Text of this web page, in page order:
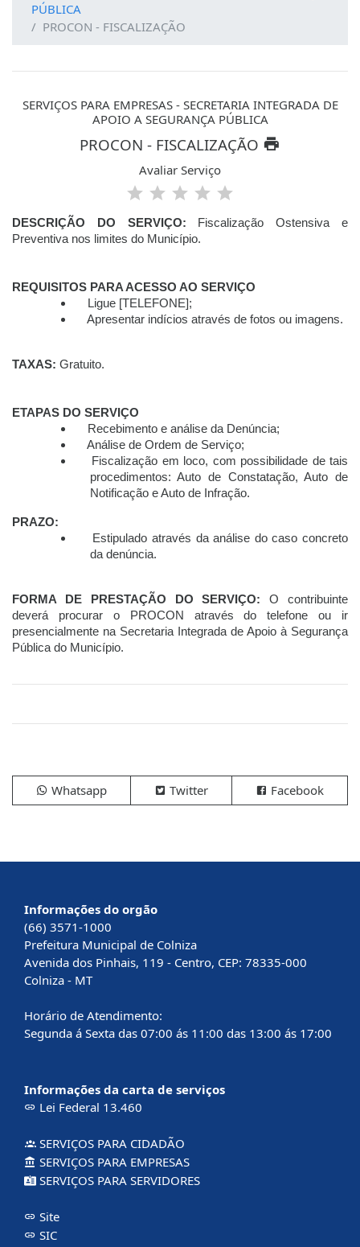
PÚBLICA
PROCON - FISCALIZAÇÃO
SERVIÇOS PARA EMPRESAS - SECRETARIA INTEGRADA DE
APOIO A SEGURANÇA PÚBLICA
PROCON - FISCALIZAÇÃO
Avaliar Serviço
DESCRIÇÃO DO SERVIÇO: FiscalizaçãoOstensiva e
Preventiva nos limites do Município.
REQUISITOS PARA ACESSO AO SERVIÇO
Ligue [TELEFONE];
Apresentar indícios através de fotos ou imagens.
TAXAS: Gratuito.
ETAPAS DO SERVIÇO
Recebimento e análise da Denúncia;
Análise de Ordem de Serviço;
Fiscalização em loco, com possibilidade de tais
procedimentos: Auto de Constatação, Auto de
Notificação e Auto de Infração.
PRAZO:
Estipulado através da análise do caso concreto
da denúncia.
FORMA DE PRESTAÇÃO DO SERVIÇO:O contribuinte
deverá procurar o PROCON através do telefone ou ir
presencialmente na Secretaria Integrada de Apoio à Segurança
Pública do Município.
Whatsapp Twitter Facebook
Informações do orgão
(66) 3571-1000
Prefeitura Municipal de Colniza
Avenida dos Pinhais, 119 - Centro, CEP: 78335-000
Colniza - MT
Horário de Atendimento:
Segunda á Sexta das 07:00 ás 11:00 das 13:00 ás 17:00
Informações da carta de serviços
Lei Federal 13.460
SERVIÇOS PARA CIDADÃO
SERVIÇOS PARA EMPRESAS
SERVIÇOS PARA SERVIDORES
Site
SIC